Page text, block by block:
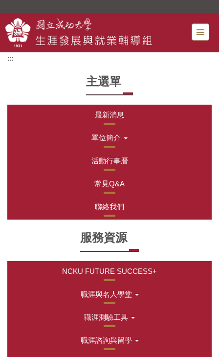
主
要
內
:::
主選單
最新消息
單位簡介
活動行事曆
常見Q&A
聯絡我們
服務資源
NCKU FUTURE SUCCESS+
職涯與名人學堂
職涯測驗工具
職涯諮詢與留學